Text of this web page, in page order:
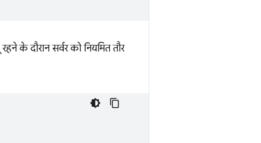
दौरान सर्वर को नियमित तौर